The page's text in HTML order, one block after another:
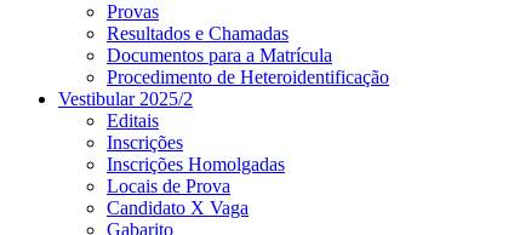
Provas
Resultados e Chamadas
Documentos para a Matrícula
Procedimento de Heteroidentificação
Vestibular 2025/2
Editais
Inscrições
Inscrições Homolgadas
Locais de Prova
Candidato X Vaga
Gabarito